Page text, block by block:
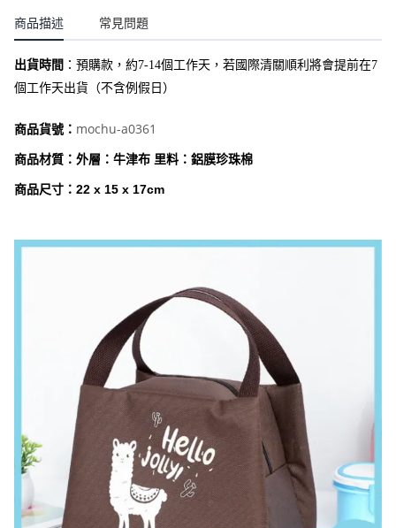
商品描述 常見問題
出貨時間 ： 預購款，約7-14個工作天，若國際清關順利將會提前在7
個工作天出貨（不含例假日）
商品貨號： mochu-a0361
商品材質：外層：牛津布 里料：鋁膜珍珠棉
商品尺寸：22 x 15 x 17cm